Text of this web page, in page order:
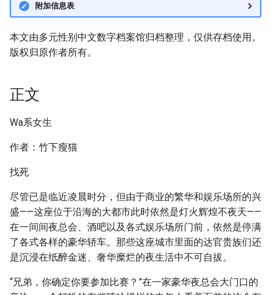
附加信息表
本文由多元性别中文数字档案馆归档整理，仅供存档使用。
版权归原作者所有。
正文
Wa系女生
作者：竹下瘦猫
找死
尽管已是临近凌晨时分，但由于商业的繁华和娱乐场所的兴
盛——这座位于沿海的大都市此时依然是灯火辉煌不夜天——
在一间间夜总会、酒吧以及各式娱乐场所门前，依然是停满
了各式各样的豪华轿车。那些这座城市里面的达官贵族们还
是沉浸在纸醉金迷、奢华糜烂的夜生活中不可自拔。
“兄弟，你确定你要参加比赛？”在一家豪华夜总会大门口的